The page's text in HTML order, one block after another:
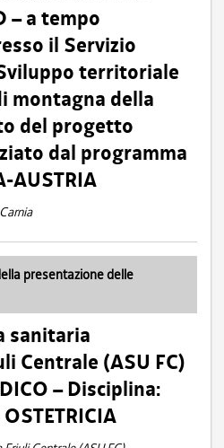
– a tempo
il Servizio
territoriale
montagna della
del progetto
dal programma
AUSTRIA
presentazione delle
sanitaria
Centrale (ASU FC)
– Disciplina: